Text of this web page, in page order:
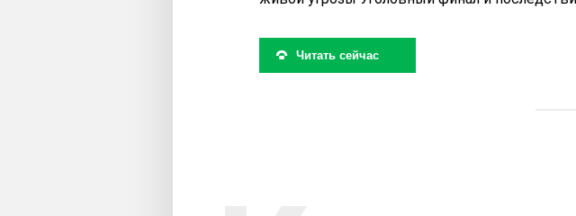
Читать сейчас